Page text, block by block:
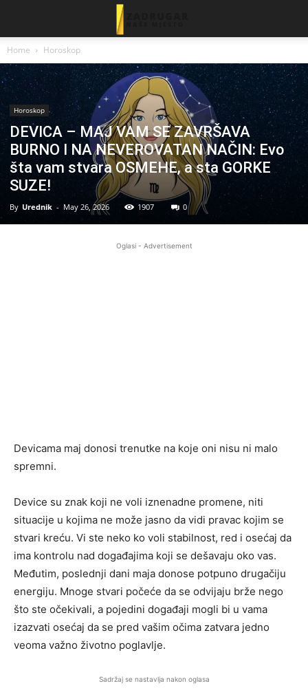
Home Horoskop
Horoskop
DEVICA – MAJ VAM SE ZAVRŠAVA
BURNO I NA NEVEROVATAN NAČIN: Evo
šta vam stvara OSMEHE, a sta GORKE
SUZE!
By Urednik - May 26, 2026 1907 0
Oglasi - Advertisement
Devicama maj donosi trenutke na koje oni nisu ni malo
spremni.
Device su znak koji ne voli iznenadne promene, niti
situacije u kojima ne može jasno da vidi pravac kojim se
stvari kreću. Vi ste neko ko voli stabilnost, red i osećaj da
ima kontrolu nad događajima koji se dešavaju oko vas.
Međutim, poslednji dani maja donose potpuno drugačiju
energiju. Mnoge stvari počeće da se odvijaju brže nego
što ste očekivali, a pojedini događaji mogli bi u vama
izazvati osećaj da se pred vašim očima zatvara jedno
veoma važno životno poglavlje.
Sadržaj se nastavlja nakon oglasa